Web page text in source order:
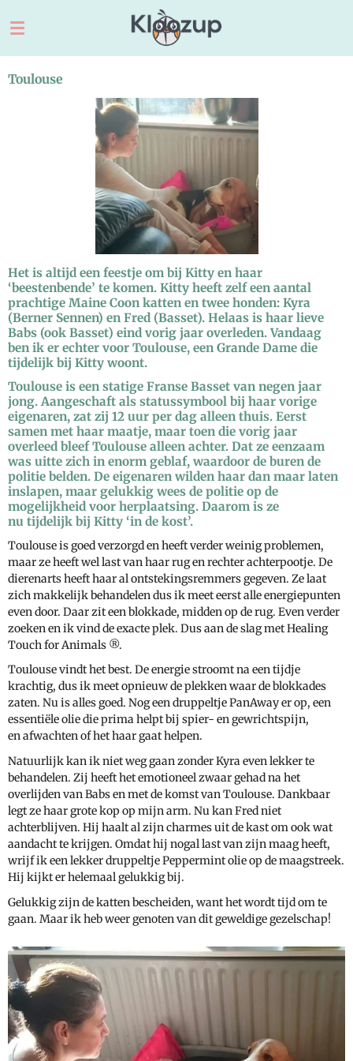
direct
hoofdinhoud
Toulouse
Het is altijd een feestje om bij Kitty en haar
‘beestenbende’ te komen. Kitty heeft zelf een aantal
prachtige Maine Coon katten en twee honden: Kyra
(Berner Sennen) en Fred (Basset). Helaas is haar lieve
Babs (ook Basset) eind vorig jaar overleden. Vandaag
ben ik er echter voor Toulouse, een Grande Dame die
tijdelijk bij Kitty woont.
Toulouse is een statige Franse Basset van negen jaar
jong. Aangeschaft als statussymbool bij haar vorige
eigenaren, zat zij 12 uur per dag alleen thuis. Eerst
samen met haar maatje, maar toen die vorig jaar
overleed bleef Toulouse alleen achter. Dat ze eenzaam
was uitte zich in enorm geblaf, waardoor de buren de
politie belden. De eigenaren wilden haar dan maar laten
inslapen, maar gelukkig wees de politie op de
mogelijkheid voor herplaatsing. Daarom is ze
nu tijdelijk bij Kitty ‘in de kost’.
Toulouse is goed verzorgd en heeft verder weinig problemen,
maar ze heeft wel last van haar rug en rechter achterpootje. De
dierenarts heeft haar al ontstekingsremmers gegeven. Ze laat
zich makkelijk behandelen dus ik meet eerst alle energiepunten
even door. Daar zit een blokkade, midden op de rug. Even verder
zoeken en ik vind de exacte plek. Dus aan de slag met Healing
Touch for Animals ®.
Toulouse vindt het best. De energie stroomt na een tijdje
krachtig, dus ik meet opnieuw de plekken waar de blokkades
zaten. Nu is alles goed. Nog een druppeltje PanAway er op, een
essentiële olie die prima helpt bij spier- en gewrichtspijn,
en afwachten of het haar gaat helpen.
Natuurlijk kan ik niet weg gaan zonder Kyra even lekker te
behandelen. Zij heeft het emotioneel zwaar gehad na het
overlijden van Babs en met de komst van Toulouse. Dankbaar
legt ze haar grote kop op mijn arm. Nu kan Fred niet
achterblijven. Hij haalt al zijn charmes uit de kast om ook wat
aandacht te krijgen. Omdat hij nogal last van zijn maag heeft,
wrijf ik een lekker druppeltje Peppermint olie op de maagstreek.
Hij kijkt er helemaal gelukkig bij.
Gelukkig zijn de katten bescheiden, want het wordt tijd om te
gaan. Maar ik heb weer genoten van dit geweldige gezelschap!